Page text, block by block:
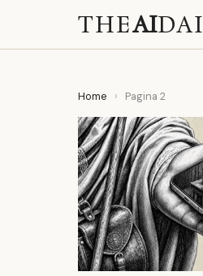
THEAI
Home › Pagina 2